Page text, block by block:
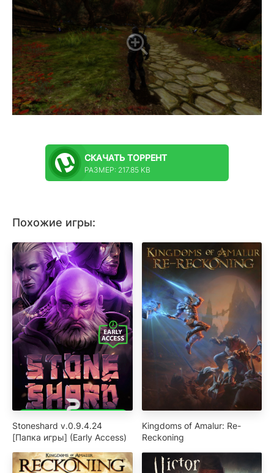
СКАЧАТЬ ТОРРЕНТ
РАЗМЕР: 217.85 KB
Похожие игры:
Stoneshard v.0.9.4.24
[Папка игры] (Early Access)
Kingdoms of Amalur: Re-
Reckoning